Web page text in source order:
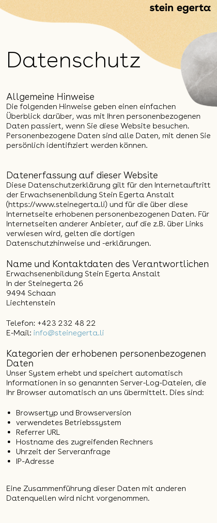
Datenschutz
Allgemeine Hinweise
Die folgenden Hinweise geben einen einfachen
Überblick darüber, was mit Ihren personenbezogenen
Daten passiert, wenn Sie diese Website besuchen.
Personenbezogene Daten sind alle Daten, mit denen Sie
persönlich identifiziert werden können.
Datenerfassung auf dieser Website
Diese Datenschutzerklärung gilt für den Internetauftritt
der Erwachsenenbildung Stein Egerta Anstalt
(https://www.steinegerta.li) und für die über diese
Internetseite erhobenen personenbezogenen Daten. Für
Internetseiten anderer Anbieter, auf die z.B. über Links
verwiesen wird, gelten die dortigen
Datenschutzhinweise und -erklärungen.
Name und Kontaktdaten des Verantwortlichen
Erwachsenenbildung Stein Egerta Anstalt
In der Steinegerta 26
9494 Schaan
Liechtenstein
Telefon: +423 232 48 22
E-Mail: info@steinegerta.li
Kategorien der erhobenen personenbezogenen
Daten
Unser System erhebt und speichert automatisch
Informationen in so genannten Server-Log-Dateien, die
Ihr Browser automatisch an uns übermittelt. Dies sind:
Browsertyp und Browserversion
verwendetes Betriebssystem
Referrer URL
Hostname des zugreifenden Rechners
Uhrzeit der Serveranfrage
IP-Adresse
Eine Zusammenführung dieser Daten mit anderen
Datenquellen wird nicht vorgenommen.